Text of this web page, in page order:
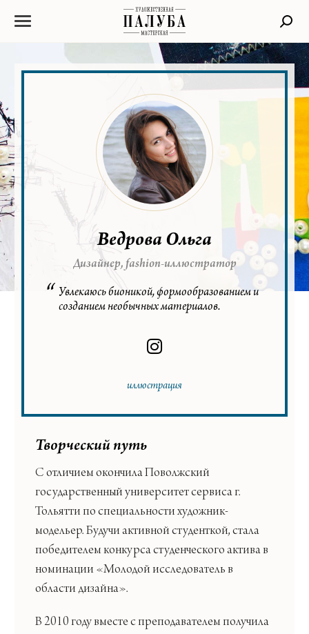
Ведрова Ольга
Дизайнер, fashion-иллюстратор
Увлекаюсь бионикой, формообразованием и
созданием необычных материалов.
иллюстрация
Творческий путь
С отличием окончила Поволжский
государственный университет сервиса г.
Тольятти по специальности художник-
модельер. Будучи активной студенткой, стала
победителем конкурса студенческого актива в
номинации «Молодой исследователь в
области дизайна».
В 2010 году вместе с преподавателем получила